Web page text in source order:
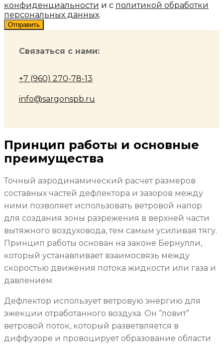
конфиденциальности и с политикой обработки
персональных данных.
Отправить
Связаться с нами:
+7 (960) 270-78-13
info@sargonspb.ru
Принцип работы и основные
преимущества
Точный аэродинамический расчет размеров
составных частей дефлектора и зазоров между
ними позволяет использовать ветровой напор
для создания зоны разрежения в верхней части
вытяжного воздуховода, тем самым усиливая тягу.
Принцип работы основан на законе Бернулли,
который устанавливает взаимосвязь между
скоростью движения потока жидкости или газа и
давлением.
Дефлектор использует ветровую энергию для
эжекции отработанного воздуха. Он “ловит”
ветровой поток, который разветвляется в
диффузоре и провоцирует образование области